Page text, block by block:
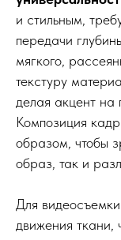
и стильным,
передачи
мягкого,
текстуру
делая акцент на
Композиция
образом, чтобы
образ, так и
Для
движения ткани,